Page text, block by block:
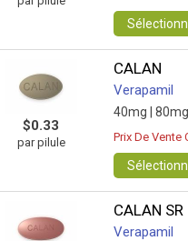
$0.33
par pilule
CALAN
Verapamil
40mg | 80mg |
Prix De Vente
CALAN SR
Verapamil